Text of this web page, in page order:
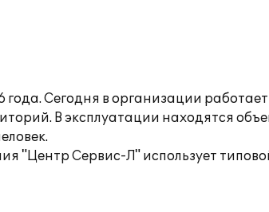
Сегодня в организации работает
В эксплуатации находятся
"Центр Сервис-Л" использует